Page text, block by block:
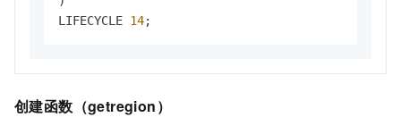
LIFECYCLE 14;
创建函数（getregion）